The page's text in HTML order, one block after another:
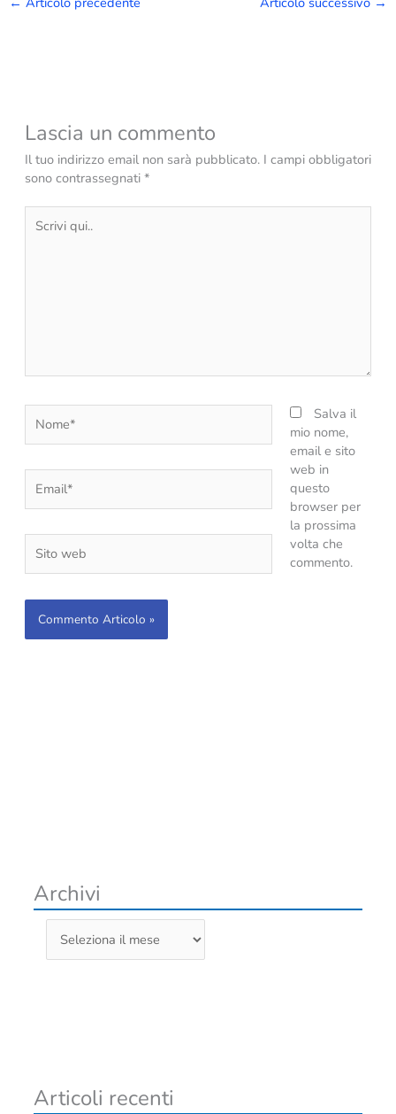
Lascia un commento
Il tuo indirizzo email non sarà pubblicato. I campi obbligatori
sono contrassegnati *
qui..
web
Salva il
mio nome,
email e sito
web in
questo
browser per
la prossima
volta che
commento.
Archivi
r
Articoli recenti